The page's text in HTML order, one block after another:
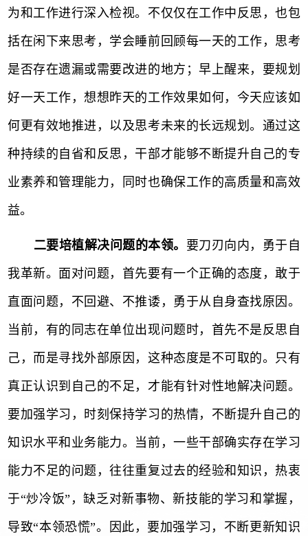
为和工作进行深入检视。不仅仅在工作中反思，也包
括在闲下来思考，学会睡前回顾每一天的工作，思考
是否存在遗漏或需要改进的地方；早上醒来，要规划
好一天工作，想想昨天的工作效果如何，今天应该如
何更有效地推进，以及思考未来的长远规划。通过这
种持续的自省和反思，干部才能够不断提升自己的专
业素养和管理能力，同时也确保工作的高质量和高效
益。
二要培植解决问题的本领。 要刀刃向内，勇于自
我革新。面对问题，首先要有一个正确的态度，敢于
直面问题，不回避、不推诿，勇于从自身查找原因。
当前，有的同志在单位出现问题时，首先不是反思自
己，而是寻找外部原因，这种态度是不可取的。只有
真正认识到自己的不足，才能有针对性地解决问题。
要加强学习，时刻保持学习的热情，不断提升自己的
知识水平和业务能力。当前，一些干部确实存在学习
能力不足的问题，往往重复过去的经验和知识，热衷
于“炒冷饭”，缺乏对新事物、新技能的学习和掌握，
导致“本领恐慌”。因此，要加强学习，不断更新知识